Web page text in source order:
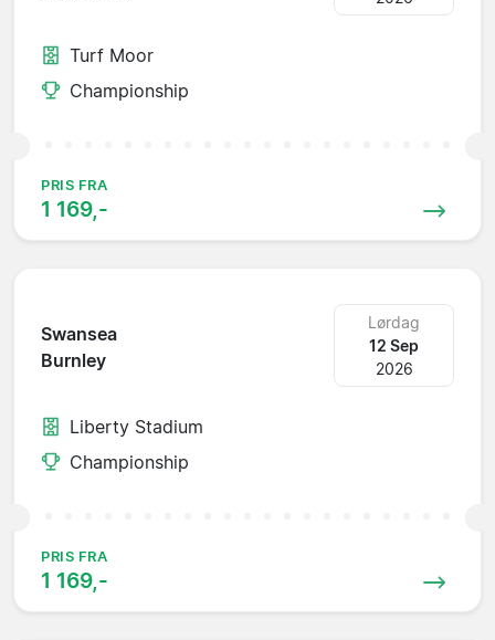
Turf Moor
Championship
PRIS FRA
1 169,-
Swansea
Burnley
Lørdag
12 Sep
2026
Liberty Stadium
Championship
PRIS FRA
1 169,-